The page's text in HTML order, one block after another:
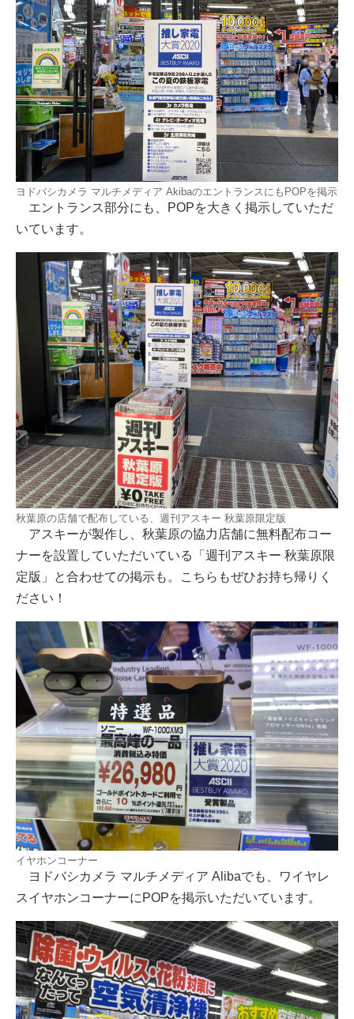
ヨドバシカメラ マルチメディア AkibaのエントランスにもPOPを掲示
エントランス部分にも、POPを大きく掲示していただ
いています。
秋葉原の店舗で配布している、週刊アスキー 秋葉原限定版
アスキーが製作し、秋葉原の協力店舗に無料配布コー
ナーを設置していただいている「週刊アスキー 秋葉原限
定版」と合わせての掲示も。こちらもぜひお持ち帰りく
ださい！
イヤホンコーナー
ヨドバシカメラ マルチメディア Alibaでも、ワイヤレ
スイヤホンコーナーにPOPを掲示いただいています。